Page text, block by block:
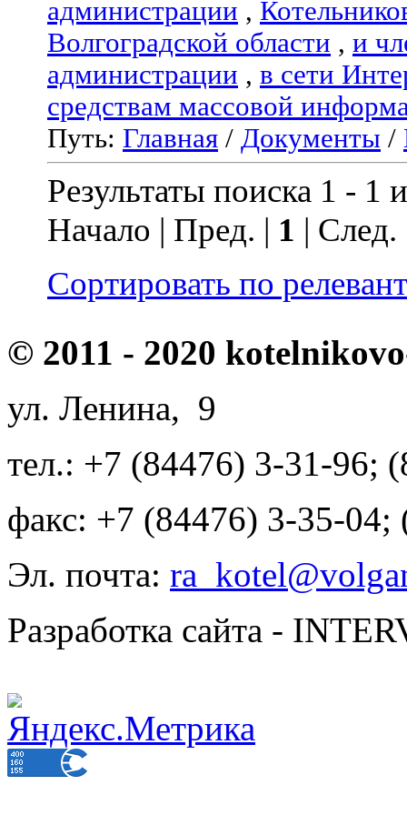
администрации ,
Волгоградской области , и
администрации , в сети
средствам массовой
Путь: Главная / Документы /
Результаты поиска 1 - 1
Начало | Пред. | 1 |
Сортировать по
© 2011 - 2020
ул. Ленина, 9
тел.: +7 (84476) 3-31-96;
факс: +7 (84476) 3-35-04;
Эл. почта:
Разработка сайта -